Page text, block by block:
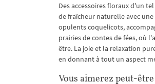
Des accessoires floraux d'un
de fraîcheur naturelle avec
opulents coquelicots,
prairies de contes de fées, où
être. La joie et la relaxation
en donnant à tout un aspect
Vous aimerez peut-être